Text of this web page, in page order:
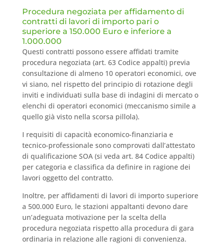
Procedura negoziata per affidamento di
contratti di lavori di importo pari o
superiore a 150.000 Euro e inferiore a
1.000.000
Questi contratti possono essere affidati tramite
procedura negoziata (art. 63 Codice appalti) previa
consultazione di almeno 10 operatori economici, ove
vi siano, nel rispetto del principio di rotazione degli
inviti e individuati sulla base di indagini di mercato o
elenchi di operatori economici (meccanismo simile a
quello già visto nella scorsa pillola).
I requisiti di capacità economico-finanziaria e
tecnico-professionale sono comprovati dall’attestato
di qualificazione SOA (si veda art. 84 Codice appalti)
per categoria e classifica da definire in ragione dei
lavori oggetto del contratto.
Inoltre, per affidamenti di lavori di importo superiore
a 500.000 Euro, le stazioni appaltanti devono dare
un’adeguata motivazione per la scelta della
procedura negoziata rispetto alla procedura di gara
ordinaria in relazione alle ragioni di convenienza.